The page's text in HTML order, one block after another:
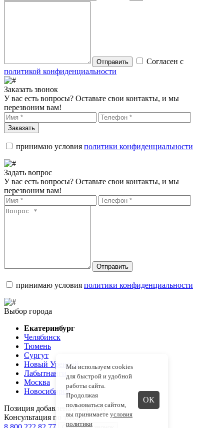
Отправить
Согласен с
политикой конфиденциальности
Заказать звонок
У вас есть вопросы? Оставьте свои контакты, и мы
перезвоним вам!
Заказать
принимаю условия политики конфиденциальности
Задать вопрос
У вас есть вопросы? Оставьте свои контакты, и мы
перезвоним вам!
Отправить
принимаю условия политики конфиденциальности
Выбор города
Екатеринбург
Челябинск
Тюмень
Сургут
Новый Уренгой
Лабытнанги
Москва
Новосибирск
Позиция добавлена в корзину
Консультация по товару
Мы используем cookies
для быстрой и удобной
работы сайта.
Продолжая
пользоваться сайтом,
вы принимаете условия
политики
ОК